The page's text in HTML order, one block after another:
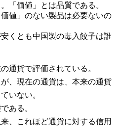
「価値」とは品質である。
値」のない製品は必要ないの
くとも中国製の毒入餃子は誰
通貨で評価されている。
、現在の通貨は、本来の通貨
いない。
ある。
、これほど通貨に対する信用